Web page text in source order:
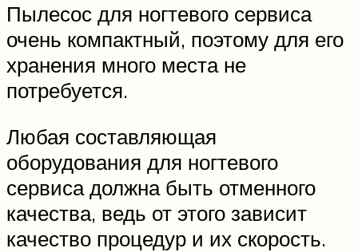
Пылесос для ногтевого сервиса
очень компактный, поэтому для его
хранения много места не
потребуется.
Любая составляющая
оборудования для ногтевого
сервиса должна быть отменного
качества, ведь от этого зависит
качество процедур и их скорость.